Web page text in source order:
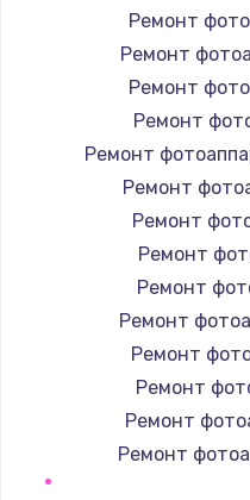
Ремонт
Ремонт
Ремонт
Ремонт
Ремонт
Ремонт
Ремонт
Ремонт
Ремонт
Ремонт
Ремонт
Ремонт
Ремонт
Ремонт